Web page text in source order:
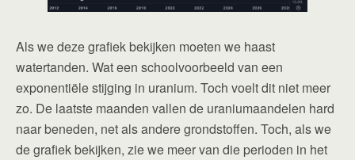
Als we deze grafiek bekijken moeten we haast
watertanden. Wat een schoolvoorbeeld van een
exponentiële stijging in uranium. Toch voelt dit niet meer
zo. De laatste maanden vallen de uraniumaandelen hard
naar beneden, net als andere grondstoffen. Toch, als we
de grafiek bekijken, zie we meer van die perioden in het